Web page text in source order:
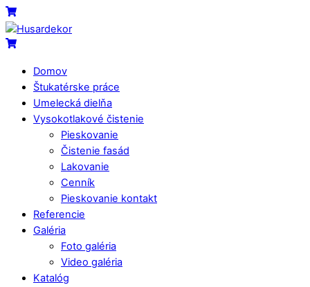
Skip
to
content
Menu
Cart
Cart
Domov
Štukatérske práce
Umelecká dielňa
Vysokotlakové čistenie
Pieskovanie
Čistenie fasád
Lakovanie
Cenník
Pieskovanie kontakt
Referencie
Galéria
Foto galéria
Video galéria
Katalóg